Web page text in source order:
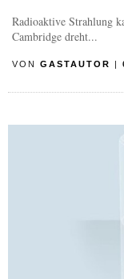
Radioaktive Strahlung
Cambridge dreht...
VON GASTAUTOR